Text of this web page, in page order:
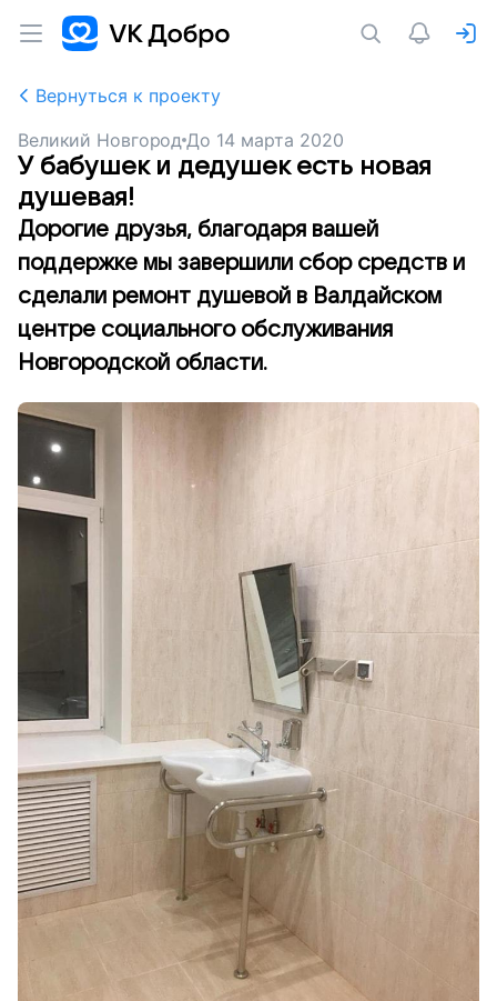
Вернуться к проекту
Великий Новгород До 14 марта 2020
У бабушек и дедушек есть новая
душевая!
Дорогие друзья, благодаря вашей
поддержке мы завершили сбор средств и
сделали ремонт душевой в Валдайском
центре социального обслуживания
Новгородской области.